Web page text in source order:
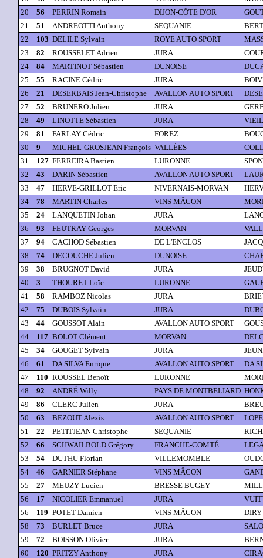
20
56 PERRIN Romain DIJON-CÔTE D'OR
21
51 ANDREOTTI Anthony SEQUANIE
22
103 DELILE Sylvain ROYE AUTO SPORT
23
82 ROUSSELET Adrien JURA
24
84 MARTINOT Sébastien DUNOISE
25
55 RACINE Cédric JURA
26
21 DESERBAIS Jean-Christophe AVALLON AUTO SPORT
27
52 BRUNERO Julien JURA
28
49 LINOTTE Sébastien JURA
29
81 FARLAY Cédric FOREZ
30
9 MICHEL-GROSJEAN François VALLÉES
31
127 FERREIRA Bastien LURONNE
32
43 DARIN Sébastien AVALLON AUTO SPORT
33
47 HERVE-GRILLOT Eric NIVERNAIS-MORVAN
34
78 MARTIN Charles VINS MÂCON
35
24 LANQUETIN Johan JURA
36
93 FEUTRAY Georges MORVAN
37
94 CACHOD Sébastien DE L'ENCLOS
38
74 DECOUCHE Julien DUNOISE
39
38 BRUGNOT David JURA
40
3 THOURET Loïc LURONNE
41
58 RAMBOZ Nicolas JURA
42
75 DUBOIS Sylvain JURA
43
44 GOUSSOT Alain AVALLON AUTO SPORT
44
117 BOLOT Clément MORVAN
45
34 GOUGET Sylvain JURA
46
61 DA SILVA Enrique AVALLON AUTO SPORT
DA
47
110 ROUSSEL Benoît LURONNE
48
92 ANDRÉ Willy PAYS DE MONTBELIARD
49
86 CLERC Julien JURA
50
63 BEZOUT Alexis AVALLON AUTO SPORT
51
22 PETITJEAN Christophe SEQUANIE
52
66 SCHWAILBOLD Grégory FRANCHE-COMTÉ
53
54 DUTHU Florian VILLEMOMBLE
54
46 GARNIER Stéphane VINS MÂCON
55
27 MEUZY Lucien BRESSE BUGEY
56
17 NICOLIER Emmanuel JURA
56
119 POTET Damien VINS MÂCON
58
73 BURLET Bruce JURA
59
72 BOISSON Olivier JURA
60
120 PRITZY Anthony JURA